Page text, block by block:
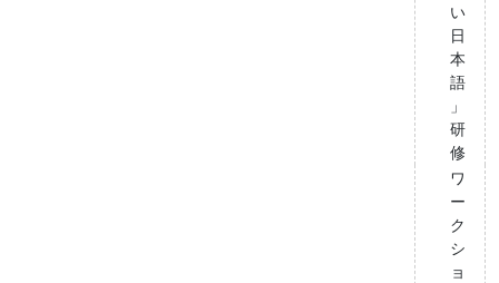
い
日
本
語
」
研
修
ワ
ー
ク
シ
ョ